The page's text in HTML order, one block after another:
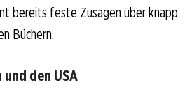
bereits feste Zusagen über knapp
Büchern.
den USA